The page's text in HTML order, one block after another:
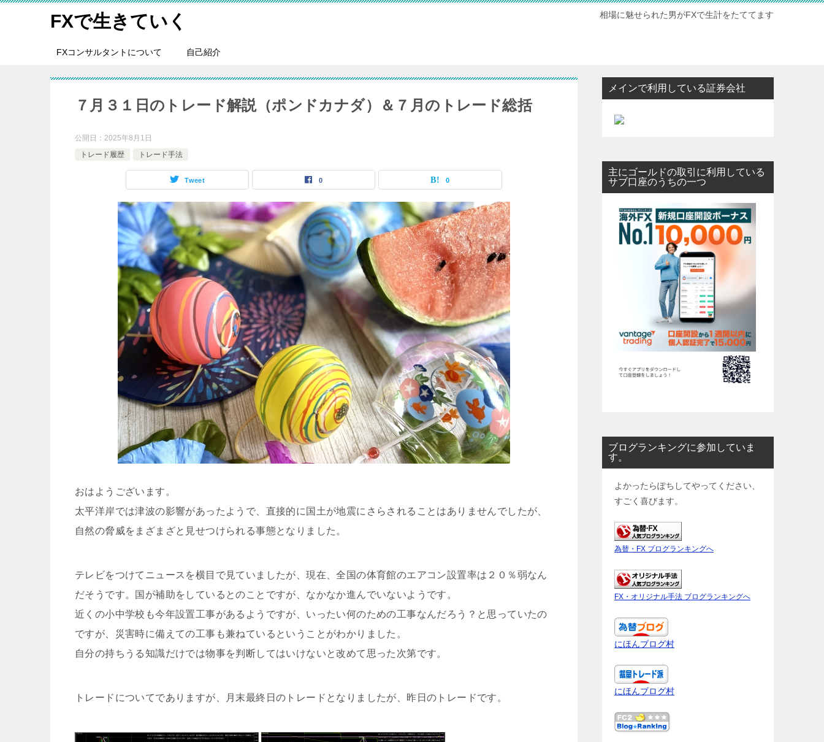
FXで生きていく 相場に魅せられた男がFXで生計をたててます
FXコンサルタントについて 自己紹介
７月３１日のトレード解説（ポンドカナダ）＆７月のトレード総括
公開日： 2025年8月1日
トレード履歴
トレード手法
Tweet 0 0
おはようございます。
太平洋岸では津波の影響があったようで、直接的に国土が地震にさらされることはありませんでしたが、
自然の脅威をまざまざと見せつけられる事態となりました。
テレビをつけてニュースを横目で見ていましたが、現在、全国の体育館のエアコン設置率は２０％弱なん
だそうです。国が補助をしているとのことですが、なかなか進んでいないようです。
近くの小中学校も今年設置工事があるようですが、いったい何のための工事なんだろう？と思っていたの
ですが、災害時に備えての工事も兼ねているということがわかりました。
自分の持ちうる知識だけでは物事を判断してはいけないと改めて思った次第です。
トレードについてでありますが、月末最終日のトレードとなりましたが、昨日のトレードです。
メインで利用している証券会社
主にゴールドの取引に利用している
サブ口座のうちの一つ
ブログランキングに参加していま
す。
よかったらぽちしてやってください、
すごく喜びます。
為替・FX ブログランキングへ
FX・オリジナル手法 ブログランキングへ
にほんブログ村
にほんブログ村